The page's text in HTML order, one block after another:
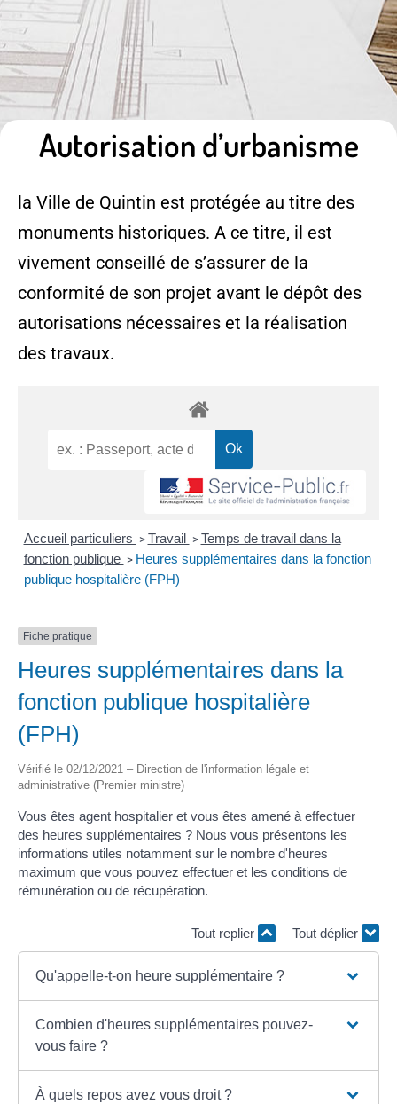
Autorisation d’urbanisme
la Ville de Quintin est protégée au titre des
monuments historiques. A ce titre, il est
vivement conseillé de s’assurer de la
conformité de son projet avant le dépôt des
autorisations nécessaires et la réalisation
des travaux.
Accueil particuliers > Travail > Temps de travail dans la
fonction publique > Heures supplémentaires dans la fonction
publique hospitalière (FPH)
Fiche pratique
Heures supplémentaires dans la
fonction publique hospitalière
(FPH)
Vérifié le 02/12/2021 – Direction de l'information légale et
administrative (Premier ministre)
Vous êtes agent hospitalier et vous êtes amené à effectuer
des heures supplémentaires ? Nous vous présentons les
informations utiles notamment sur le nombre d'heures
maximum que vous pouvez effectuer et les conditions de
rémunération ou de récupération.
Tout replier Tout déplier
Qu'appelle-t-on heure supplémentaire ?
Combien d'heures supplémentaires pouvez-
vous faire ?
À quels repos avez vous droit ?